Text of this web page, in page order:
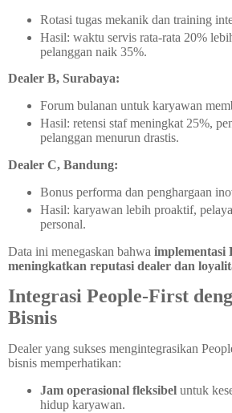
Rotasi tugas mekanik dan training
Hasil: waktu servis rata-rata 20%
pelanggan naik 35%.
Dealer B, Surabaya:
Forum bulanan untuk karyawan
Hasil: retensi staf meningkat 25%,
pelanggan menurun drastis.
Dealer C, Bandung:
Bonus performa dan penghargaan
Hasil: karyawan lebih proaktif,
personal.
Data ini menegaskan bahwa implementasi
meningkatkan reputasi dealer dan
Integrasi People-First
Bisnis
Dealer yang sukses mengintegrasikan
bisnis memperhatikan:
Jam operasional fleksibeluntuk
hidup karyawan.